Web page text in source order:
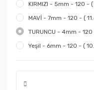
KIRMIZI - 5mm - 120 - (
MAVİ - 7mm - 120 - (
TURUNCU - 4mm -
Yeşil - 6mm - 120 - (